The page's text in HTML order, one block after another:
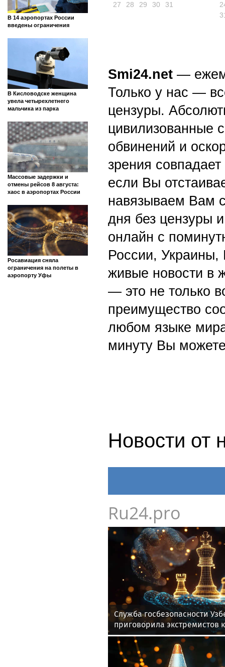
В 14 аэропортах России
введены ограничения
В Кисловодске женщина
увела четырехлетнего
мальчика из парка
Массовые задержки и
отмены рейсов 8 августа:
хаос в аэропортах России
Росавиация сняла
ограничения на полеты в
аэропорту Уфы
27
28 29 30 31
Smi24.net —
Только у нас —
цензуры.
цивилизованные
обвинений и
зрения
если Вы
навязываем Вам
дня без цензуры
онлайн с
России,
живые новости в
— это не только
преимущество
любом языке
минуту Вы
Новости от
Ru24.pro
Служба госбезопасности
приговорила экстремистов